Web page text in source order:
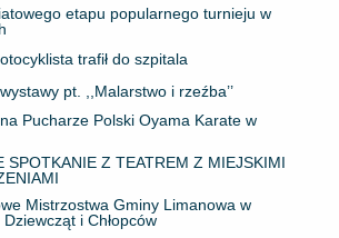
etapu popularnego turnieju w
trafił do szpitala
pt. ,,Malarstwo i rzeźba’’
Pucharze Polski Oyama Karate w
SPOTKANIE Z TEATREM Z MIEJSKIMI
Mistrzostwa Gminy Limanowa w
i Chłopców